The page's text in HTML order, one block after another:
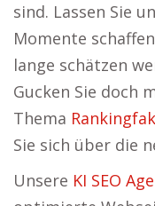
sind. Lassen Sie
Momente
lange schätzen
Gucken Sie doch
Thema
Sie sich über die
Unsere KI SEO